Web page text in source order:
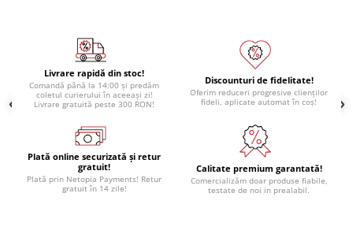
Termostate
Ecrane LCD, TFT, OLED
Motoare si variatoare
Motoare
Variatoare turatie motoare
Surse de alimentare
Alimentatoare AC-DC
Convertoare DC-DC
Livrare rapidă din stoc!
Comandă până la 14:00 și predăm
coletul curierului în aceeași zi!
Livrare gratuită peste 300 RON!
Discounturi de fidelitate!
Oferim reduceri progresive clienților
fideli, aplicate automat în coș!
Plată online securizată și retur
gratuit!
Plată prin Netopia Payments! Retur
gratuit în 14 zile!
Calitate premium garantată!
Comercializăm doar produse fiabile,
testate de noi in prealabil.